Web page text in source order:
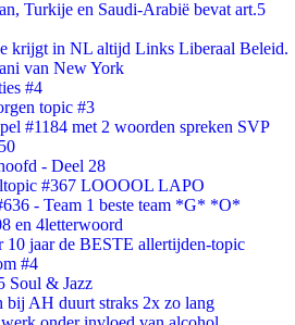
Turkije en Saudi-Arabië bevat art.5
krijgt in NL altijd Links Liberaal Beleid.
van New York
#4
topic #3
#1184 met 2 woorden spreken SVP
- Deel 28
#367 LOOOOL LAPO
- Team 1 beste team *G* *O*
en 4letterwoord
10 jaar de BESTE allertijden-topic
#4
Soul & Jazz
bij AH duurt straks 2x zo lang